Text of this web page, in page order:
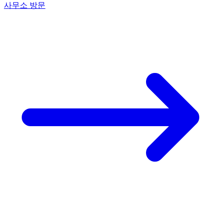
사무소 방문